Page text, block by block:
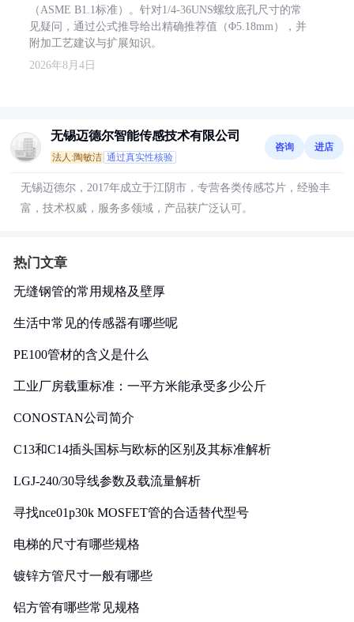
（ASME B1.1标准）。针对1/4-36UNS螺纹底孔尺寸的常
见疑问，通过公式推导给出精确推荐值（Φ5.18mm），并
附加工艺建议与扩展知识。
2026年8月4日
无锡迈德尔智能传感技术有限公司
法人:陶敏洁 通过真实性核验
咨询 进店
无锡迈德尔，2017年成立于江阴市，专营各类传感芯片，经验丰
富，技术权威，服务多领域，产品获广泛认可。
热门文章
无缝钢管的常用规格及壁厚
生活中常见的传感器有哪些呢
PE100管材的含义是什么
工业厂房载重标准：一平方米能承受多少公斤
CONOSTAN公司简介
C13和C14插头国标与欧标的区别及其标准解析
LGJ-240/30导线参数及载流量解析
寻找nce01p30k MOSFET管的合适替代型号
电梯的尺寸有哪些规格
镀锌方管尺寸一般有哪些
铝方管有哪些常见规格